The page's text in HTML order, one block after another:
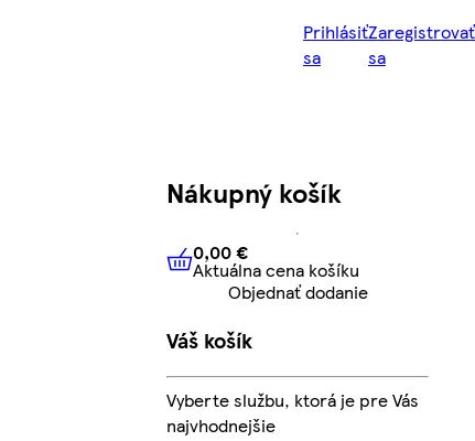
Prihlásiť
sa
Zaregistrovať
sa
Nákupný košík
0,00 € Aktuálna cena košíku
0,00 €
Aktuálna cena košíku
Objednať dodanie
Váš košík
Vyberte službu, ktorá je pre Vás
najvhodnejšie